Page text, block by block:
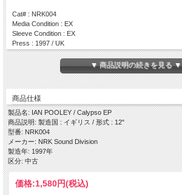
Cat# : NRK004
Media Condition : EX
Sleeve Condition : EX
Press : 1997 / UK
Side A
・ Gimme Sound
・ Gimme Beats
Side AA
・ Calypso Theme
・ Gimme Sound (Original)
▼ 商品説明の続きを見る ▼
商品仕様
製品名: IAN POOLEY / Calypso EP
商品説明: 製造国 : イギリス / 形式 : 12"
型番: NRK004
メーカー: NRK Sound Division
製造年: 1997年
区分: 中古
価格:1,580円(税込)